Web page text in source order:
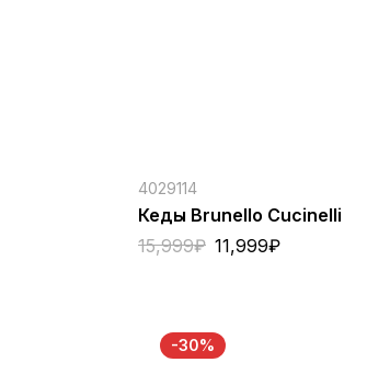
4029114
Кеды Brunello Cucinelli
15,999₽ 11,999₽
-30%